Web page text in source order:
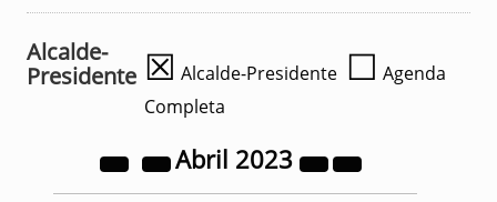
Alcalde-
Presidente ☒ Alcalde-Presidente ☐ Agenda
Completa
Abril 2023